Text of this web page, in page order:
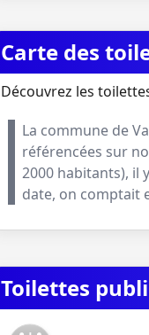
Carte des
Découvrez les
La commune de
référencées sur
2000 habitants), il
date, on comptait
Toilettes